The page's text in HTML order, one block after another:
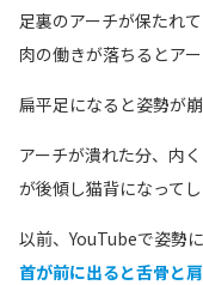
足裏のアーチが保たれ
肉の働きが落ちるとア
扁平足になると姿勢が崩
アーチが潰れた分、内
が後傾し猫背になって
以前、YouTubeで姿勢
首が前に出ると舌骨と